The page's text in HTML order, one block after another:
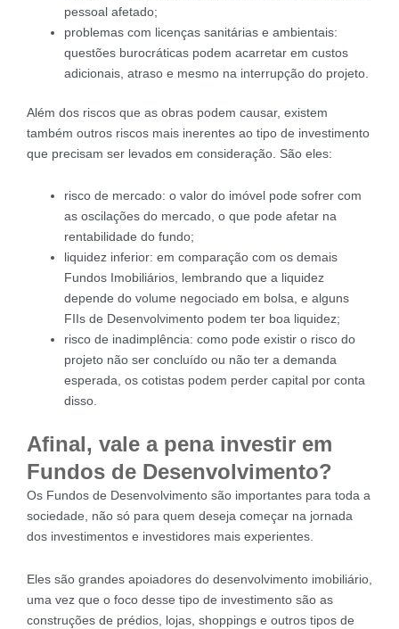
pessoal afetado;
problemas com licenças sanitárias e ambientais:
questões burocráticas podem acarretar em custos
adicionais, atraso e mesmo na interrupção do projeto.
Além dos riscos que as obras podem causar, existem
também outros riscos mais inerentes ao tipo de investimento
que precisam ser levados em consideração. São eles:
risco de mercado: o valor do imóvel pode sofrer com
as oscilações do mercado, o que pode afetar na
rentabilidade do fundo;
liquidez inferior: em comparação com os demais
Fundos Imobiliários, lembrando que a liquidez
depende do volume negociado em bolsa, e alguns
FIIs de Desenvolvimento podem ter boa liquidez;
risco de inadimplência: como pode existir o risco do
projeto não ser concluído ou não ter a demanda
esperada, os cotistas podem perder capital por conta
disso.
Afinal, vale a pena investir em
Fundos de Desenvolvimento?
Os Fundos de Desenvolvimento são importantes para toda a
sociedade, não só para quem deseja começar na jornada
dos investimentos e investidores mais experientes.
Eles são grandes apoiadores do desenvolvimento imobiliário,
uma vez que o foco desse tipo de investimento são as
construções de prédios, lojas, shoppings e outros tipos de